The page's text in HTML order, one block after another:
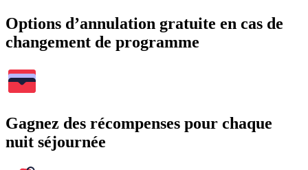
Options d’annulation gratuite en cas de
changement de programme
Gagnez des récompenses pour chaque
nuit séjournée